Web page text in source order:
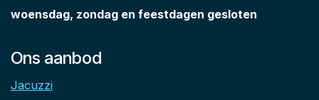
woensdag, zondag en feestdagen gesloten
Ons aanbod
Jacuzzi